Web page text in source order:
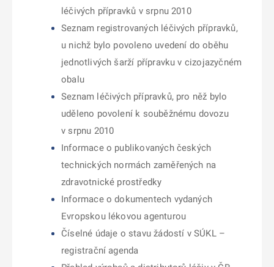
léčivých přípravků v srpnu 2010
Seznam registrovaných léčivých přípravků,
u nichž bylo povoleno uvedení do oběhu
jednotlivých šarží přípravku v cizojazyčném
obalu
Seznam léčivých přípravků, pro něž bylo
uděleno povolení k souběžnému dovozu
v srpnu 2010
Informace o publikovaných českých
technických normách zaměřených na
zdravotnické prostředky
Informace o dokumentech vydaných
Evropskou lékovou agenturou
Číselné údaje o stavu žádostí v SÚKL –
registrační agenda